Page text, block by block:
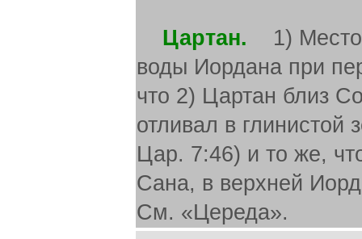
Цартан. 1) Место
воды Иордана при
что 2) Цартан близ
отливал в
Цар. 7:46) и то же,
Сана, в верхней
См. «Цереда».